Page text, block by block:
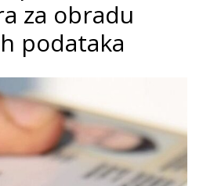
za obradu
podataka